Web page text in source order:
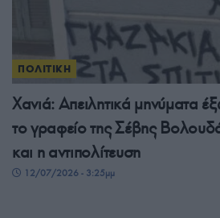
ΠΟΛΙΤΙΚΗ
Χανιά: Απειλητικά μηνύματα
το γραφείο της Σέβης
και η αντιπολίτευση
12/07/2026 - 3:25μμ